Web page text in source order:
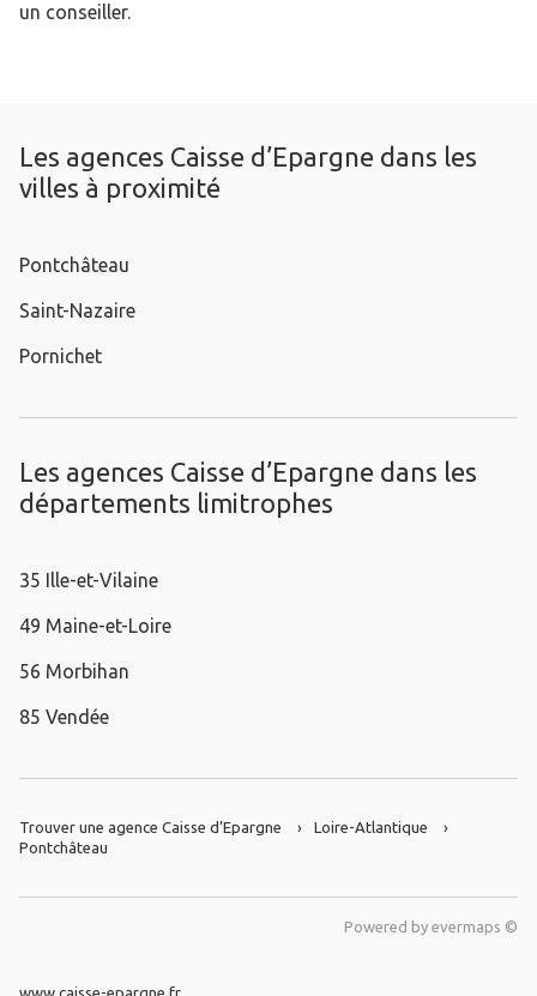
un conseiller.
Les agences Caisse d’Epargne dans les
villes à proximité
Pontchâteau
Saint-Nazaire
Pornichet
Les agences Caisse d’Epargne dans les
départements limitrophes
35 Ille-et-Vilaine
49 Maine-et-Loire
56 Morbihan
85 Vendée
Trouver une agence Caisse d’Epargne
Loire-Atlantique
Pontchâteau
Powered by evermaps ©
www.caisse-epargne.fr